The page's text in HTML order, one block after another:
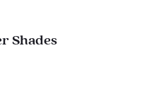
Shades